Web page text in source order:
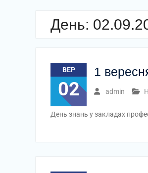
День:
ВЕР
02
1
admin
День знань у закладах